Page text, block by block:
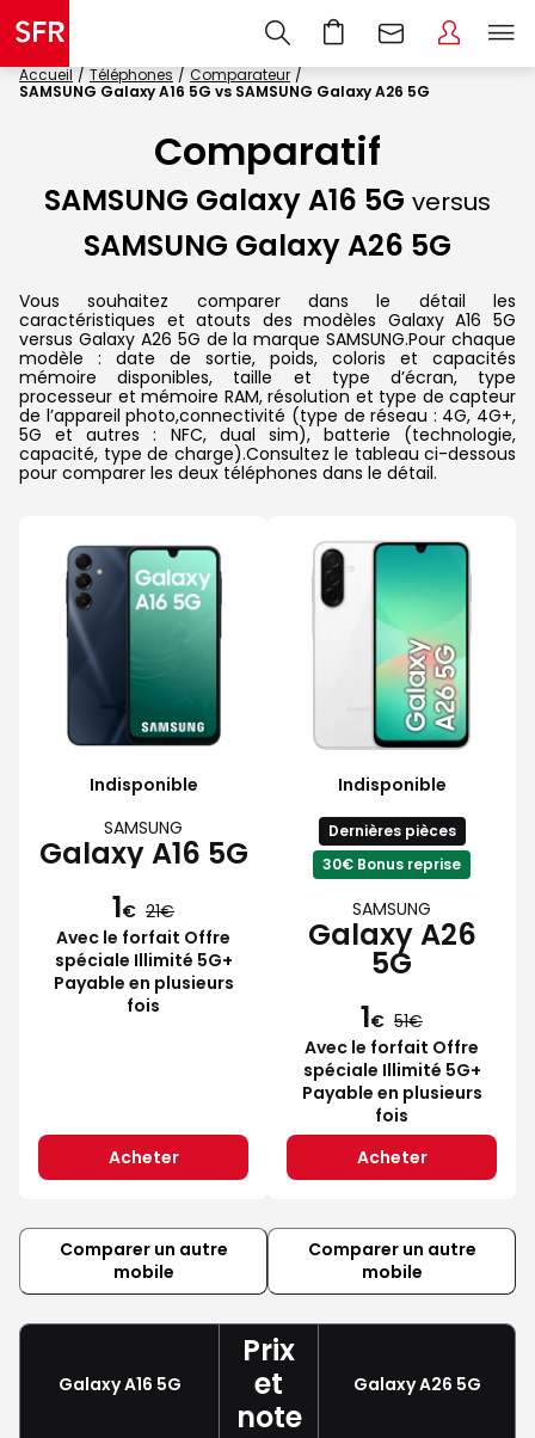
Accueil Téléphones
Comparateur
SAMSUNG Galaxy A16 5G vs SAMSUNG Galaxy A26 5G
Comparatif
SAMSUNG Galaxy A16 5G versus
SAMSUNG Galaxy A26 5G
Vous souhaitez comparer dans le détail les
caractéristiques et atouts des modèles Galaxy A16 5G
versus Galaxy A26 5G de la marque SAMSUNG.Pour chaque
modèle : date de sortie, poids, coloris et capacités
mémoire disponibles, taille et type d’écran, type
processeur et mémoire RAM, résolution et type de capteur
de l’appareil photo,connectivité (type de réseau : 4G, 4G+,
5G et autres : NFC, dual sim), batterie (technologie,
capacité, type de charge).Consultez le tableau ci-dessous
pour comparer les deux téléphones dans le détail.
Indisponible
SAMSUNG
Galaxy A16 5G
1€ 21
Avec le forfait Offre
spéciale Illimité 5G+
Payable en plusieurs
fois
Acheter
Indisponible
Dernières pièces
30€ Bonus reprise
SAMSUNG
Galaxy A26
5G
1€ 51
Avec le forfait Offre
spéciale Illimité 5G+
Payable en plusieurs
fois
Acheter
Comparer un autre
mobile
Comparer un autre
mobile
Galaxy A16 5G
Prix
et
note
Galaxy A26 5G